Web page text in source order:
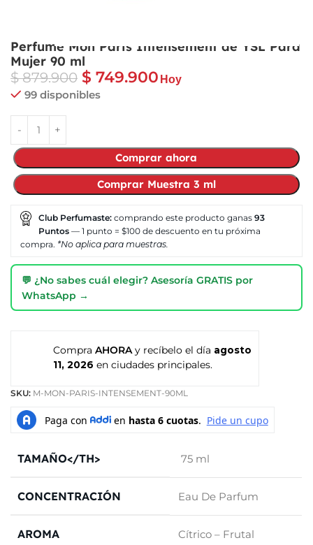
Perfume Mon Paris Intensement de YSL Para
Mujer 90 ml
$879.900 $ 749.900 Hoy
99 disponibles
Comprar ahora
Comprar Muestra 3 ml
Club Perfumaste: comprando este producto ganas 93
Puntos — 1 punto = $100 de descuento en tu próxima
compra. *No aplica para muestras.
💬 ¿No sabes cuál elegir? Asesoría GRATIS por
WhatsApp →
Compra AHORA y recíbelo el día agosto
11, 2026 en ciudades principales.
SKU: M-MON-PARIS-INTENSEMENT-90ML
TAMAÑO</TH> 75 ml
CONCENTRACIÓN Eau De Parfum
AROMA Cítrico – Frutal